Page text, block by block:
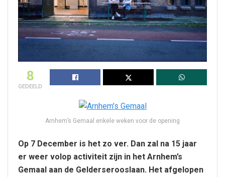
8
GEDEELD
Arnhem’s Gemaal enkele weken voor de opening
Op 7 December is het zo ver. Dan zal na 15 jaar
er weer volop activiteit zijn in het Arnhem’s
Gemaal aan de Gelderserooslaan. Het afgelopen